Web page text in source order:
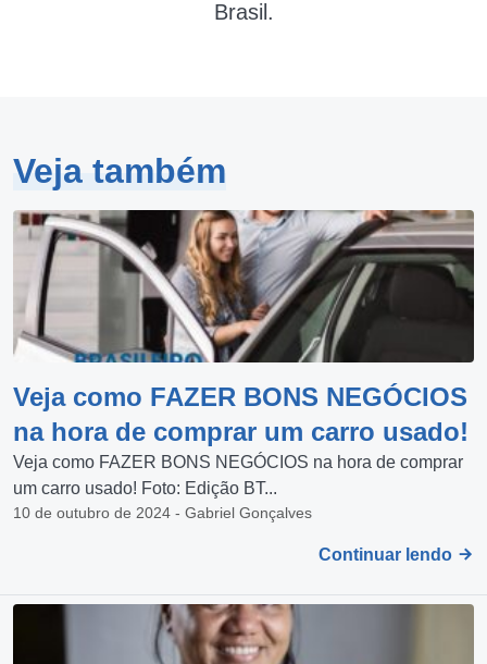
Brasil.
Veja também
Veja como FAZER BONS NEGÓCIOS
na hora de comprar um carro usado!
Veja como FAZER BONS NEGÓCIOS na hora de comprar
um carro usado! Foto: Edição BT...
10 de outubro de 2024 - Gabriel Gonçalves
Continuar lendo